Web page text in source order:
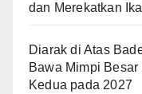
dan Merekatkan
Diarak di Atas
Bawa Mimpi Besar
Kedua pada 2027